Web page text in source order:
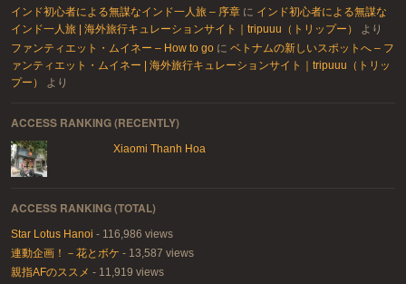
インド初心者による無謀なインド一人旅 – 序章に インド初心者による無謀な
インド一人旅 | 海外旅行キュレーションサイト｜tripuuu（トリップー）
より
ファンティエット・ムイネー – How to goに ベトナムの新しいスポットへ – フ
ァンティエット・ムイネー | 海外旅行キュレーションサイト｜tripuuu（トリッ
プー）
より
ACCESS RANKING (RECENTLY)
Xiaomi Thanh Hoa
ACCESS RANKING (TOTAL)
Star Lotus Hanoi - 116,986 views
連動企画！－花とボケ - 13,587 views
親指AFのススメ - 11,919 views